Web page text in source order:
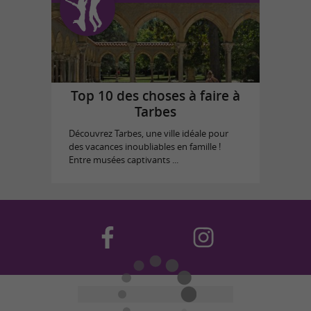
Top 10 des choses à faire à
Tarbes
Découvrez Tarbes, une ville idéale pour
des vacances inoubliables en famille !
Entre musées captivants ...